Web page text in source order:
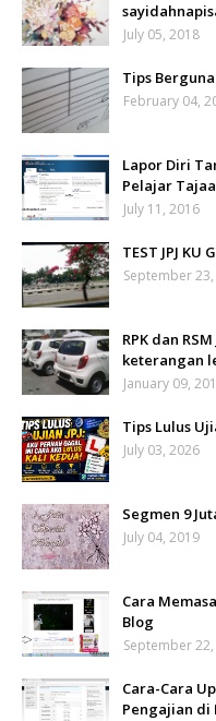
July 05, 2018
Tips Berguna
February 04,
Lapor Diri
Pelajar
July 11, 2016
TEST JPJ KU
September
RPK dan
keterangan
January 09,
Tips Lulus
July 03, 2026
Segmen 9
July 04, 2019
Cara
Blog
September
Cara-Cara
Pengajian di